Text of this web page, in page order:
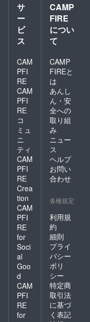
サ
ー
ビ
ス
CAM
PFI
RE
CAM
PFI
RE
コ
ミュ
ニ
ティ
CAM
PFI
RE
Crea
tion
CAM
PFI
RE
for
Soci
al
Goo
d
CAM
PFI
RE
for
CAMP
FIRE
につい
て
CAMP
FIREと
は
あんし
ん・安
全への
取り組
み
ニュー
ス
ヘルプ
お問い
合わせ
各種規定
利用規
約
細則
プライ
バシー
ポリ
シー
特定商
取引法
に基づ
く表記